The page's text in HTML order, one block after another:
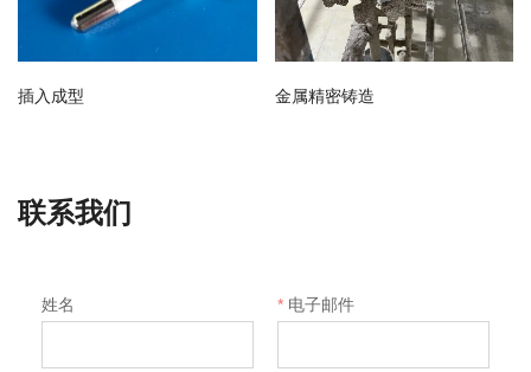
插入成型 金属精密铸造
联系我们
姓名 * 电子邮件